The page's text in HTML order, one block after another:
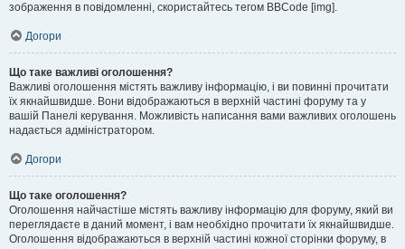
зображення в повідомленні, скористайтесь тегом BBCode [img].
Догори
Що таке важливі оголошення?
Важливі оголошення містять важливу інформацію, і ви повинні прочитати
їх якнайшвидше. Вони відображаються в верхній частині форуму та у
вашій Панелі керування. Можливість написання вами важливих оголошень
надається адміністратором.
Догори
Що таке оголошення?
Оголошення найчастіше містять важливу інформацію для форуму, який ви
переглядаєте в даний момент, і вам необхідно прочитати їх якнайшвидше.
Оголошення відображаються в верхній частині кожної сторінки форуму, в